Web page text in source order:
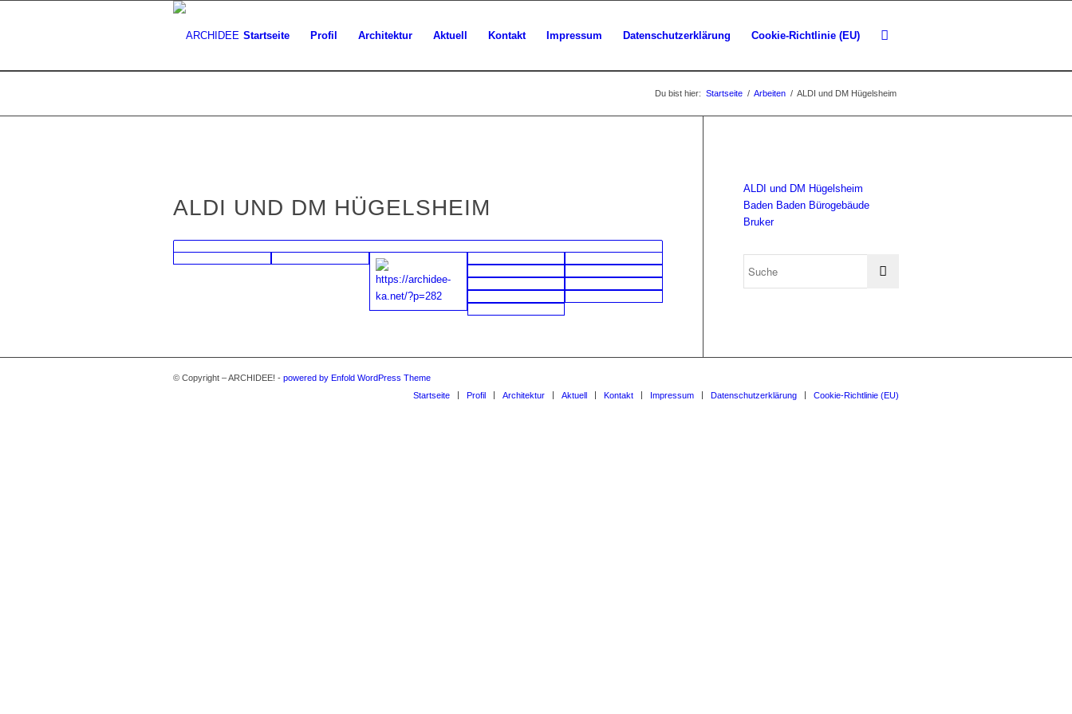
Startseite Profil Architektur Aktuell Kontakt Impressum Datenschutzerklärung Cookie-Richtlinie (EU)
Du bist hier: Startseite / Arbeiten / ALDI und DM Hügelsheim
ALDI UND DM HÜGELSHEIM
ALDI und DM Hügelsheim
Baden Baden Bürogebäude
Bruker
© Copyright – ARCHIDEE! - powered by Enfold WordPress Theme
Startseite
Profil Architektur Aktuell Kontakt Impressum Datenschutzerklärung Cookie-Richtlinie (EU)